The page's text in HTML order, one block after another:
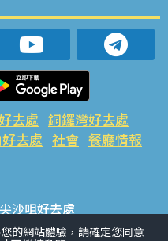
去處 銅鑼灣好去處
去處 社會 餐廳情報
尖沙咀好去處
去處 旺角好去處 社會
的網站體驗，請確定您同意